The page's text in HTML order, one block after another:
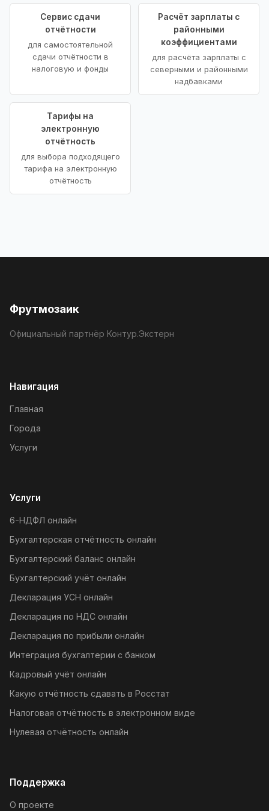
Сервис сдачи
отчётности
для самостоятельной
сдачи отчётности в
налоговую и фонды
Расчёт зарплаты с
районными
коэффициентами
для расчёта зарплаты с
северными и районными
надбавками
Тарифы на
электронную
отчётность
для выбора подходящего
тарифа на электронную
отчётность
Фрутмозаик
Официальный партнёр Контур.Экстерн
Навигация
Главная
Города
Услуги
Услуги
6-НДФЛ онлайн
Бухгалтерская отчётность онлайн
Бухгалтерский баланс онлайн
Бухгалтерский учёт онлайн
Декларация УСН онлайн
Декларация по НДС онлайн
Декларация по прибыли онлайн
Интеграция бухгалтерии с банком
Кадровый учёт онлайн
Какую отчётность сдавать в Росстат
Налоговая отчётность в электронном виде
Нулевая отчётность онлайн
Поддержка
О проекте